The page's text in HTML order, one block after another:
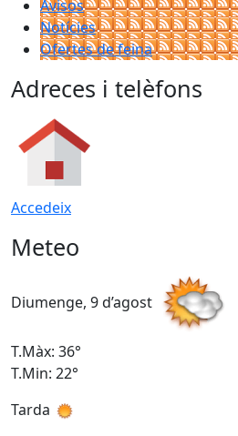
Avisos
Notícies
Ofertes de feina
Adreces i telèfons
Accedeix
Meteo
Diumenge, 9 d’agost
T.Màx: 36°
T.Min: 22°
Tarda